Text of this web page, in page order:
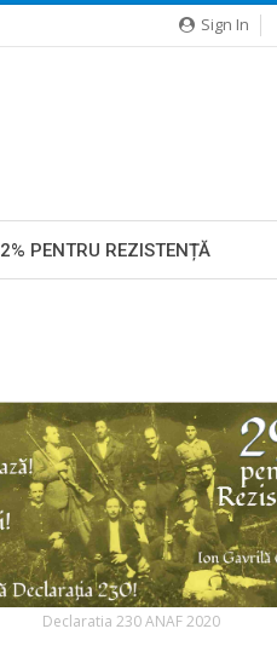
Sign In
2% PENTRU REZISTENȚĂ
Declaratia 230 ANAF 2020